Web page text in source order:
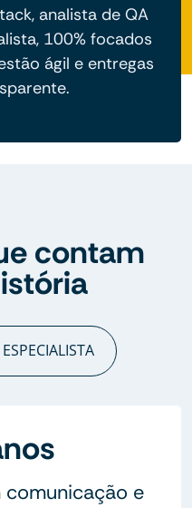
analista de QA
100% focados
ágil e entregas
contam
e